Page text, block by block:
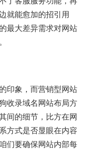
就能愈加的招引用
最大差异需求对网站
印象，而营销型网站
收录域名网站布局方
间的细节，比方在网
方式是否显眼在内容
们要确保网站内部每